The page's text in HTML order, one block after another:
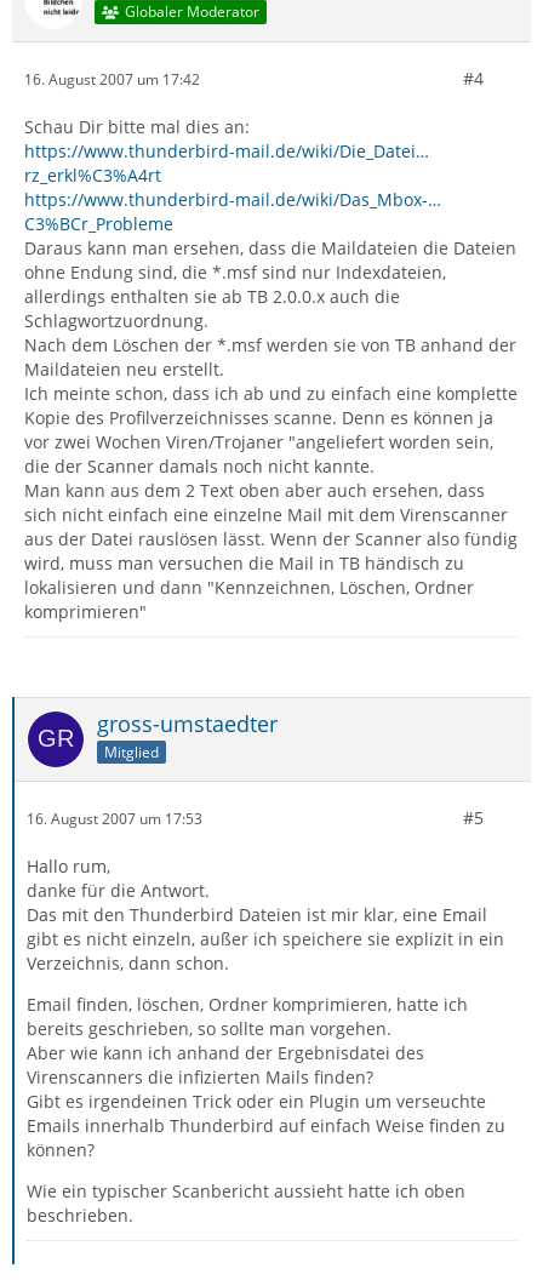
Globaler Moderator
16. August 2007 um 17:42 #4
Schau Dir bitte mal dies an:
https://www.thunderbird-mail.de/wiki/Die_Datei…
rz_erkl%C3%A4rt
https://www.thunderbird-mail.de/wiki/Das_Mbox-…
C3%BCr_Probleme
Daraus kann man ersehen, dass die Maildateien die Dateien
ohne Endung sind, die *.msf sind nur Indexdateien,
allerdings enthalten sie ab TB 2.0.0.x auch die
Schlagwortzuordnung.
Nach dem Löschen der *.msf werden sie von TB anhand der
Maildateien neu erstellt.
Ich meinte schon, dass ich ab und zu einfach eine komplette
Kopie des Profilverzeichnisses scanne. Denn es können ja
vor zwei Wochen Viren/Trojaner "angeliefert worden sein,
die der Scanner damals noch nicht kannte.
Man kann aus dem 2 Text oben aber auch ersehen, dass
sich nicht einfach eine einzelne Mail mit dem Virenscanner
aus der Datei rauslösen lässt. Wenn der Scanner also fündig
wird, muss man versuchen die Mail in TB händisch zu
lokalisieren und dann "Kennzeichnen, Löschen, Ordner
komprimieren"
gross-umstaedter
Mitglied
16. August 2007 um 17:53 #5
Hallo rum,
danke für die Antwort.
Das mit den Thunderbird Dateien ist mir klar, eine Email
gibt es nicht einzeln, außer ich speichere sie explizit in ein
Verzeichnis, dann schon.
Email finden, löschen, Ordner komprimieren, hatte ich
bereits geschrieben, so sollte man vorgehen.
Aber wie kann ich anhand der Ergebnisdatei des
Virenscanners die infizierten Mails finden?
Gibt es irgendeinen Trick oder ein Plugin um verseuchte
Emails innerhalb Thunderbird auf einfach Weise finden zu
können?
Wie ein typischer Scanbericht aussieht hatte ich oben
beschrieben.